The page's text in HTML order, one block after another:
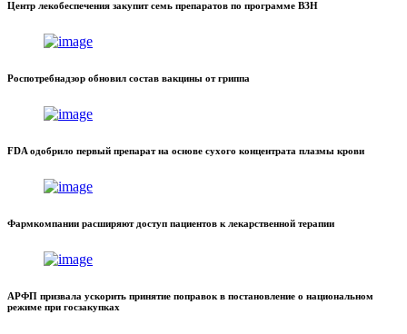
Центр лекобеспечения закупит семь препаратов по программе ВЗН
Роспотребнадзор обновил состав вакцины от гриппа
FDA одобрило первый препарат на основе сухого концентрата плазмы крови
Фармкомпании расширяют доступ пациентов к лекарственной терапии
АРФП призвала ускорить принятие поправок в постановление о национальном
режиме при госзакупках